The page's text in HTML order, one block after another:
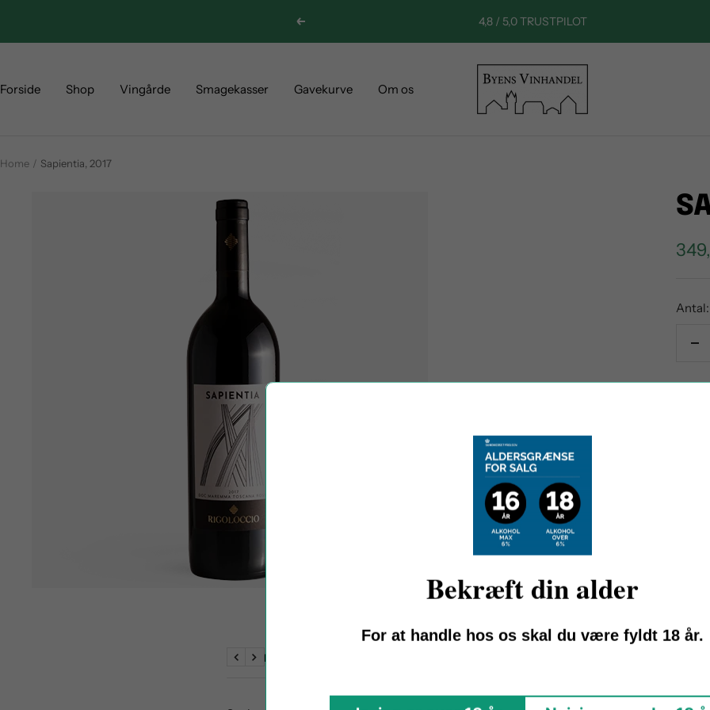
Previous 4,8 / 5,0 TRUSTPILOT
Forside Shop Vingårde Smagekasser Gavekurve Om os
Byens
Vinhandel
Home Sapientia, 2017
Sale
Antal:
BESKRIVELSE
Previous
Next
Bekræft din alder
For at handle hos os skal du være fyldt 18 år.